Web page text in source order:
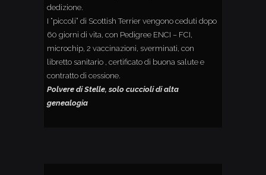
dedizione.
I “piccoli” di Scottish Terrier vengono ceduti dopo
60 giorni di vita, con Pedigree ENCI – FCI,
microchip, 2 vaccinazioni, sverminati, con
libretto sanitario , certificato di buona salute e
contratto di cessione.
Polvere di Stelle, solo cuccioli di alta
genealogia